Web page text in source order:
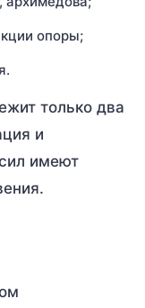
опоры;
только два
и
имеют